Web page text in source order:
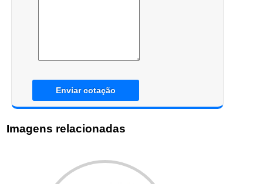
Enviar cotação
Imagens relacionadas